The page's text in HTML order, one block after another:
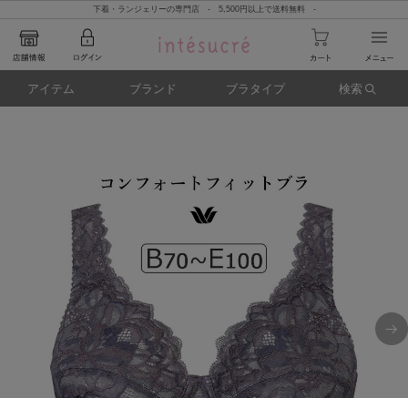
下着・ランジェリーの専門店 - 5,500円以上で送料無料 -
アイテム ブランド ブラタイプ 検索